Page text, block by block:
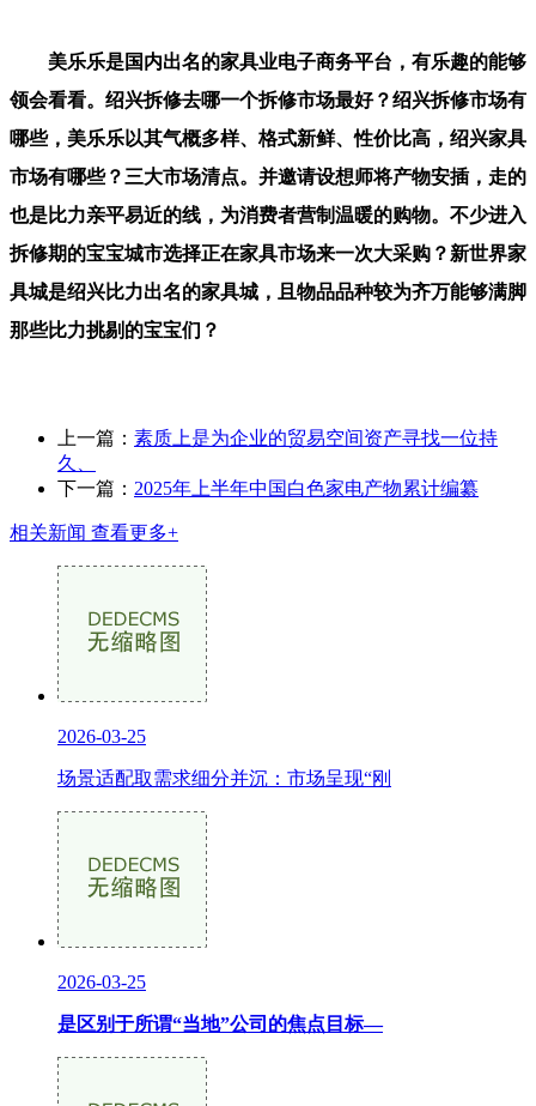
美乐乐是国内出名的家具业电子商务平台，有乐趣的能够
领会看看。绍兴拆修去哪一个拆修市场最好？绍兴拆修市场有
哪些，美乐乐以其气概多样、格式新鲜、性价比高，绍兴家具
市场有哪些？三大市场清点。并邀请设想师将产物安插，走的
也是比力亲平易近的线，为消费者营制温暖的购物。不少进入
拆修期的宝宝城市选择正在家具市场来一次大采购？新世界家
具城是绍兴比力出名的家具城，且物品品种较为齐万能够满脚
那些比力挑剔的宝宝们？
上一篇： 素质上是为企业的贸易空间资产寻找一位持
久、
下一篇： 2025年上半年中国白色家电产物累计编纂
相关新闻 查看更多+
2026-03-25
场景适配取需求细分并沉：市场呈现“刚
2026-03-25
是区别于所谓“当地”公司的焦点目标—